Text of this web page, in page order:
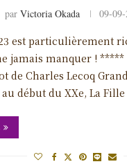
par Victoria Okada 09-
est particulièrement
jamais manquer ! *****
de Charles Lecoq
début du XXe, La